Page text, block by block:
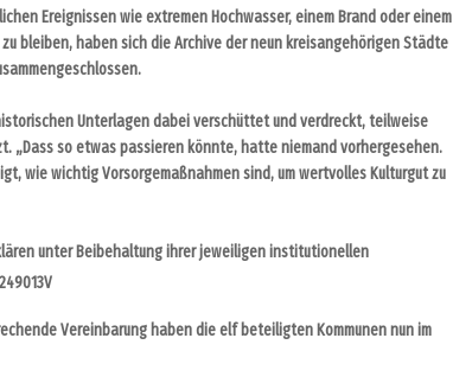
Ereignissen wie extremen Hochwasser, einem Brand oder einem
bleiben, haben sich die Archive der neun kreisangehörigen Städte
Unterlagen dabei verschüttet und verdreckt, teilweise
„Dass so etwas passieren könnte, hatte niemand vorhergesehen.
wie wichtig Vorsorgemaßnahmen sind, um wertvolles Kulturgut zu
unter Beibehaltung ihrer jeweiligeninstitutionellen
Vereinbarung haben die elf beteiligten Kommunen nun im